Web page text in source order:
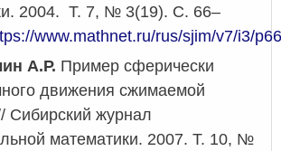
2004. Т. 7, № 3(19). С. 66–
www.mathnet.ru/rus/sjim/v7/i3/p66
А.Р. Пример сферически
движения сжимаемой
Сибирский журнал
математики. 2007. Т. 10, №